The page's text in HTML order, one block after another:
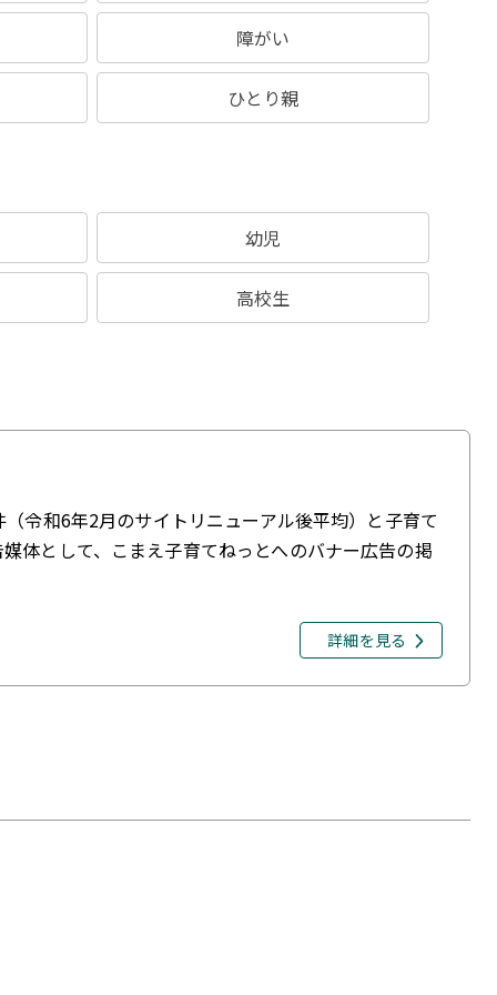
障がい
ひとり親
幼児
高校生
令和6年2月のサイトリニューアル後平均）と子育て
体として、こまえ子育てねっとへのバナー広告の掲
詳細を見る